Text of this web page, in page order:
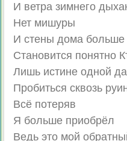
И ветра зимнего
Нет мишуры
И стены дома больше
Становится понятно
Лишь истине одной
Пробиться сквозь
Всё потеряв
Я больше приобрёл
Ведь это мой